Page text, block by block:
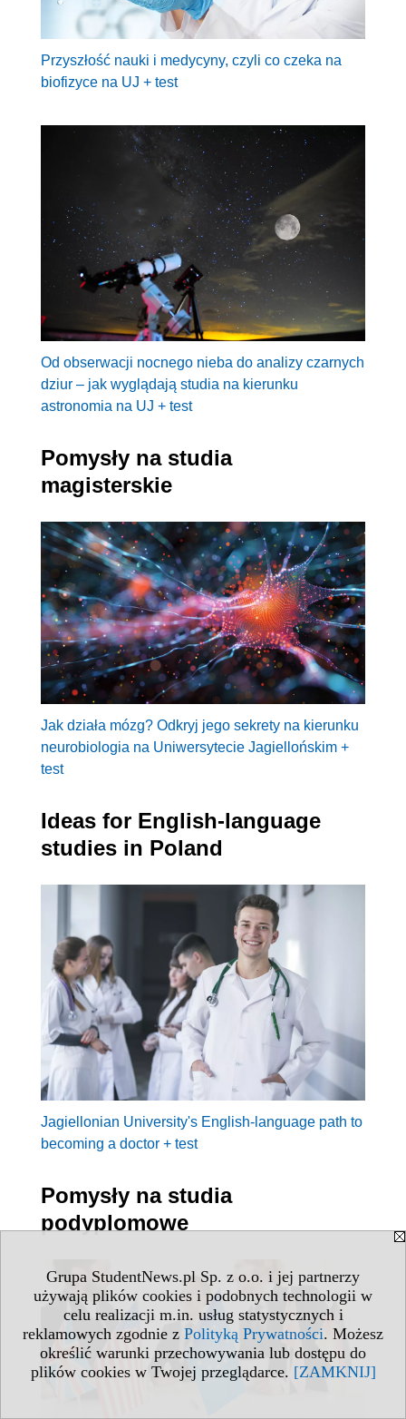
Grupa StudentNews.pl Sp. z o.o. i jej partnerzy
używają plików cookies i podobnych technologii w
celu realizacji m.in. usług statystycznych i
reklamowych zgodnie z Polityką Prywatności. Możesz
określić warunki przechowywania lub dostępu do
plików cookies w Twojej przeglądarce. [ZAMKNIJ]
Przyszłość nauki i medycyny, czyli co czeka na
biofizyce na UJ + test
Od obserwacji nocnego nieba do analizy czarnych
dziur – jak wyglądają studia na kierunku
astronomia na UJ + test
Pomysły na studia
magisterskie
Jak działa mózg? Odkryj jego sekrety na kierunku
neurobiologia na Uniwersytecie Jagiellońskim +
test
Ideas for English-language
studies in Poland
Jagiellonian University's English-language path to
becoming a doctor + test
Pomysły na studia
podyplomowe